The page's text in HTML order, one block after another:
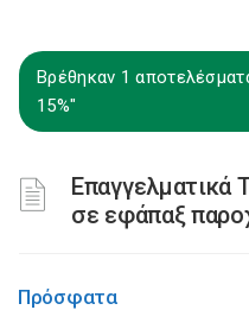
Βρέθηκαν 1
15%"
Επαγγελματικά
σε εφάπαξ
Πρόσφατα